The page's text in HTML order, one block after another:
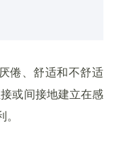
倦、舒适和不舒适
或间接地建立在感